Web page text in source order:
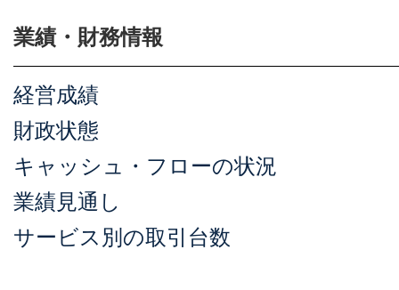
業績・財務情報
経営成績
財政状態
キャッシュ・フローの状況
業績見通し
サービス別の取引台数